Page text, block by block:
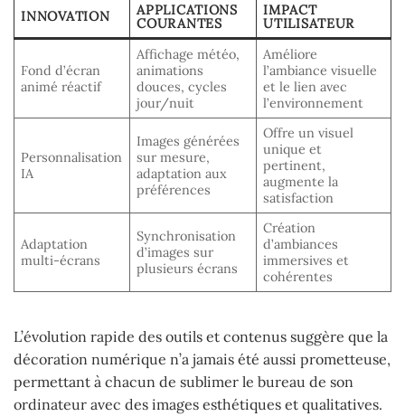
INNOVATION
APPLICATIONS
COURANTES
IMPACT
UTILISATEUR
Fond d’écran
animé réactif
Affichage météo,
animations
douces, cycles
jour/nuit
Améliore
l’ambiance visuelle
et le lien avec
l’environnement
Personnalisation
IA
Images générées
sur mesure,
adaptation aux
préférences
Offre un visuel
unique et
pertinent,
augmente la
satisfaction
Adaptation
multi-écrans
Synchronisation
d’images sur
plusieurs écrans
Création
d’ambiances
immersives et
cohérentes
L’évolution rapide des outils et contenus suggère que la
décoration numérique n’a jamais été aussi prometteuse,
permettant à chacun de sublimer le bureau de son
ordinateur avec des images esthétiques et qualitatives.